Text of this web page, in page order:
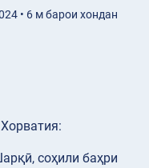
• 6 м барои хондан
соҳили баҳри